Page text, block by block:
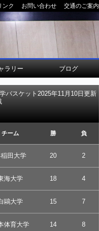
ンク お問い合わせ 交通のご案内
ラリー ブログ
2025年11月10日更新
バスケット
チーム 勝 負
田大学 20 2
海大学 18 4
鷗大学 15 7
体育大学 14 8